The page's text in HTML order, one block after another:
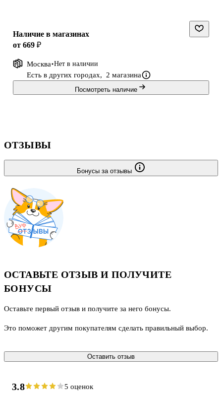
Размер упаковки: 12 x 7 x 1.2 см (В х Ш х Т)
Состав набора: 25 рун-карт, руководство на русском языке
Наличие в магазинах
от 669 ₽
Москва Нет в наличии
Есть в других городах, 2 магазина
Посмотреть наличие
ОТЗЫВЫ
Бонусы за отзывы
ОСТАВЬТЕ ОТЗЫВ И ПОЛУЧИТЕ
БОНУСЫ
Оставьте первый отзыв и получите за него бонусы.
Это поможет другим покупателям сделать правильный выбор.
Оставить отзыв
3.8 5 оценок